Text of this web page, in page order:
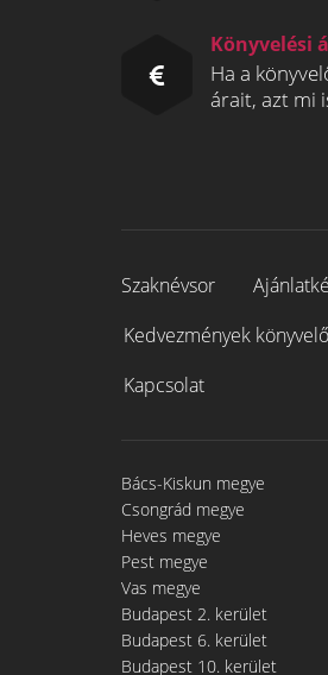
Könyvelési
Ha a
árait, azt mi
Szaknévsor
Kedvezmények
Kapcsolat
Bács-Kiskun megye
Csongrád megye
Heves megye
Pest megye
Vas megye
Budapest 2. kerület
Budapest 6. kerület
Budapest 10. kerület